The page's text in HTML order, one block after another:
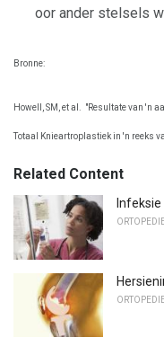
oor ander stelsels
Bronne:
Howell, SM, et al. "Resultate van 'n
Totaal Knieartroplastiek in 'n reeks
Related Content